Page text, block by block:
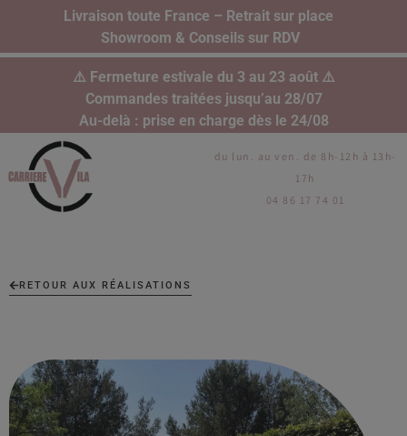
Livraison toute France – Retrait sur place
Showroom & Conseils sur RDV
⚠️ Fermeture estivale du 3 au 23 août ⚠️
Commandes traitées jusqu’au 28/07
Au-delà : prise en charge dès le 24/08
du lun. au ven. de 8h-12h à 13h-
17h
04 86 17 74 01
RETOUR AUX RÉALISATIONS